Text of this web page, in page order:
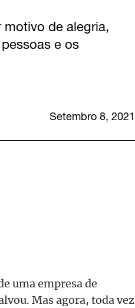
de alegria,
e os
Setembro 8, 2021
uma empresa de
Mas agora, toda vez